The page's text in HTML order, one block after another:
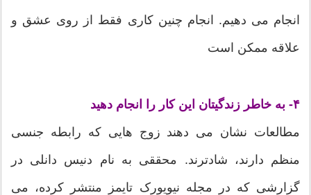
انجام می دهیم. انجام چنین کاری فقط از روی عشق و
علاقه ممکن است
۴- به خاطر زندگیتان این کار را انجام دهید
مطالعات نشان می دهند زوج هایی که رابطه جنسی
منظم دارند، شادترند. محققی به نام دنیس دانلی در
گزارشی که در مجله نیویورک تایمز منتشر کرده، می